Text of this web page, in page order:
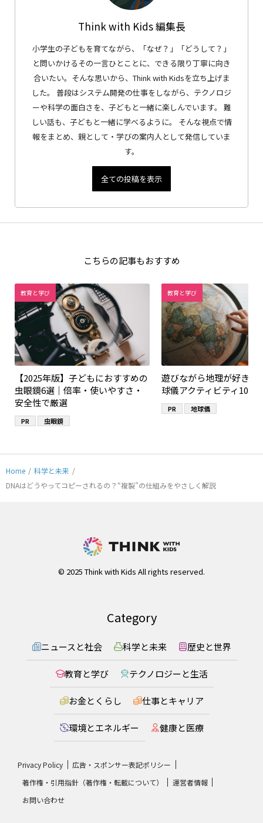
Think with Kids 編集長
小学生の子どもを育てながら、「なぜ？」「どうして？」
と問いかけるその一言ひとことに、できる限り丁寧に向き
合いたい。そんな思いから、Think with Kidsを立ち上げま
した。 普段はシステム開発の仕事をしながら、テクノロジ
ーや科学の面白さを、子どもと一緒に楽しんでいます。 難
しい話も、子どもと一緒に学べるように。 そんな視点で情
報をまとめ、親として・学びの案内人として発信していま
す。
全ての投稿を表示
こちらの記事もおすすめ
教育と学び
【2025年版】子どもにおすすめの
虫眼鏡6選｜倍率・使いやすさ・
安全性で厳選
PR 虫眼鏡
教育と学び
遊びながら地理が好きに
球儀アクティビティ10選
PR 地球儀
Home / 科学と未来 /
DNAはどうやってコピーされるの？“複製”の仕組みをやさしく解説
© 2025 Think with Kids All rights reserved.
Category
ニュースと社会 科学と未来 歴史と世界
教育と学び テクノロジーと生活
お金とくらし 仕事とキャリア
環境とエネルギー 健康と医療
Privacy Policy
広告・スポンサー表記ポリシー
著作権・引用指針（著作権・転載について）
運営者情報
お問い合わせ